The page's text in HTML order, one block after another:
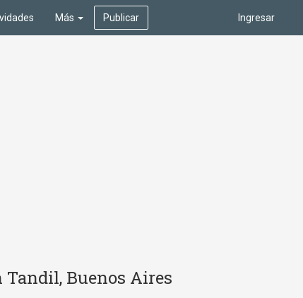
Ingresar
Más Publicar
Buenos Aires